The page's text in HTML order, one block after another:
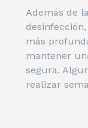
Además de
más
mantener
segura.
realizar